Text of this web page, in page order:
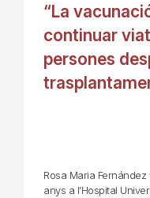
“La
continuar
persones
Rosa Maria
anys a l’Hospital